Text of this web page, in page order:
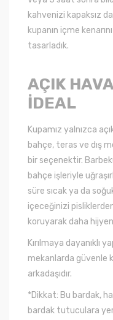
kahvenizi kapaksız
kupanın içme
tasarladık.
AÇIK
İDEAL
Kupamız yalnızca
bahçe, teras ve dış
bir seçenektir.
bahçe işleriyle
süre sıcak ya da
içeceğinizi
koruyarak daha
Kırılmaya dayanıklı
mekanlarda güvenle
arkadaşıdır.
*Dikkat: Bu bardak,
bardak tutuculara